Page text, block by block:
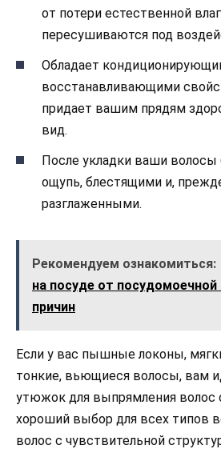
от потери естественной
пересушиваются под
Обладает
восстанавливающими
придает вашим прядям
вид.
После укладки ваши волосы
ощупь, блестящими и,
разглаженными.
Рекомендуем ознакомиться:
на посуде от
причин
Если у вас пышные локоны,
тонкие, вьющиеся волосы, вам
утюжок для выпрямления волос
хороший выбор для всех типов
волос с чувствительной